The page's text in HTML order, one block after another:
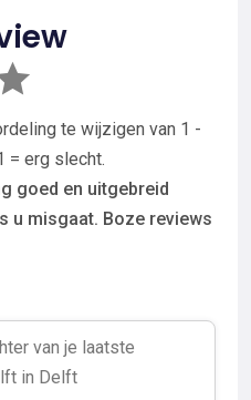
te wijzigen van 1 -
= erg slecht.
goed en uitgebreid
u misgaat. Boze reviews